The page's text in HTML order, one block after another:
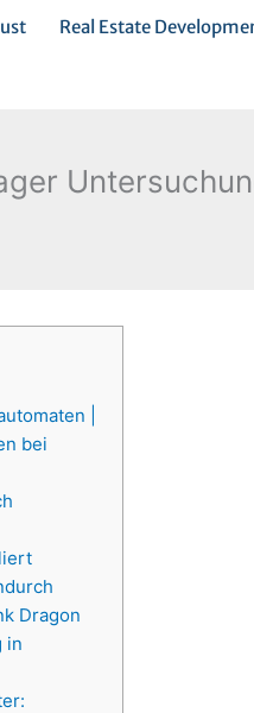
Real Estate
|
bei
Dragon
in